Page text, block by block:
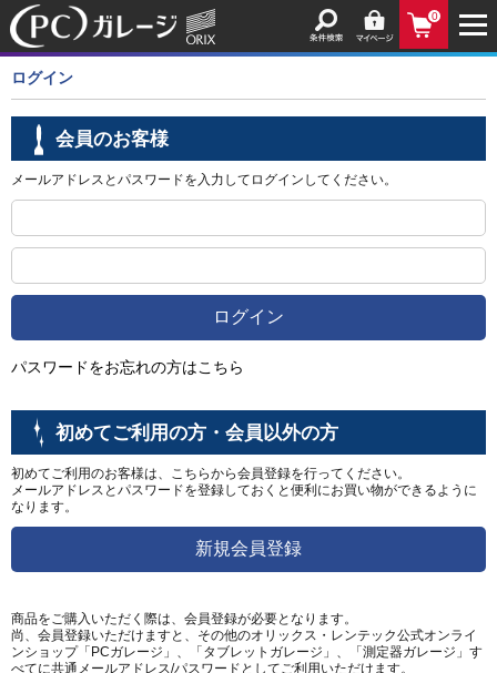
0
ログイン
会員のお客様
メールアドレスとパスワードを入力してログインしてください。
パスワードをお忘れの方はこちら
初めてご利用の方・会員以外の方
初めてご利用のお客様は、こちらから会員登録を行ってください。
メールアドレスとパスワードを登録しておくと便利にお買い物ができるように
なります。
商品をご購入いただく際は、会員登録が必要となります。
尚、会員登録いただけますと、その他のオリックス・レンテック公式オンライ
ンショップ「PCガレージ」、「タブレットガレージ」、「測定器ガレージ」す
べてに共通メールアドレス/パスワードとしてご利用いただけます。